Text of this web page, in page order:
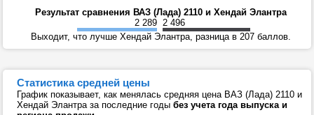
Результат сравнения ВАЗ (Лада) 2110 и Хендай Элантра
2 289 2 496
Выходит, что лучше Хендай Элантра, разница в 207 баллов.
Статистика средней цены
График показывает, как менялась средняя цена ВАЗ (Лада) 2110 и
Хендай Элантра за последние годы без учета года выпуска и